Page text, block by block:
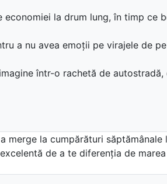
la drum lung, în timp ce
a nu avea emoții pe virajele de
într-o rachetă de
merge la cumpărături săptămânale
de a te diferenția de